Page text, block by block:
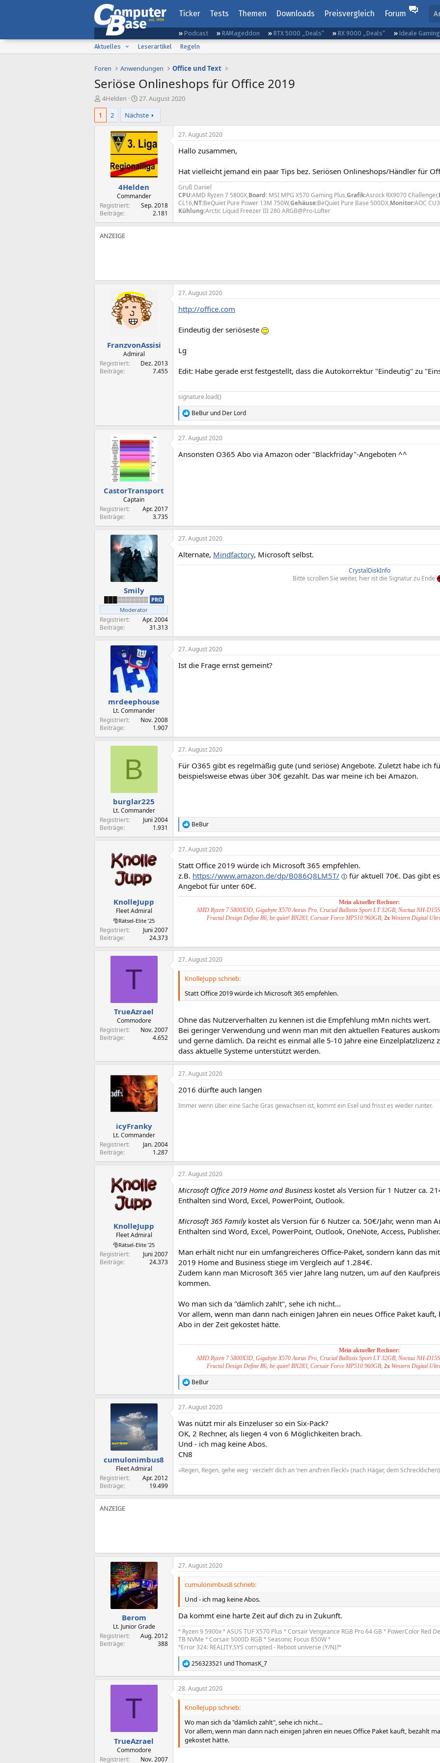
Ticker Tests Themen Downloads Preisvergleich Forum
Podcast RAMageddon RTX 5000 „Deals“ RX 9000 „Deals“ Ideale
Aktuelles
Leserartikel Regeln
Foren Anwendungen Office und Text
Seriöse Onlineshops für Office 2019
E
r
t
4Helden
E
r
s
t
e
l
l
t
a
m
27. August 2020
1
2 Nächste
4Helden
Commander
Registriert
Sep. 2018
Beiträge
2.181
27. August 2020
Hallo zusammen,
Hat vielleicht jemand ein paar Tips bez. Seriösen Onlineshops/Händler für
Gruß Daniel
CPU:AMD Ryzen 7 5800X,Board: MSI MPG X570 Gaming Plus,Grafik:Asrock RX9070 Challenger,
CL16,NT:BeQuiet Pure Power 13M 750W,Gehäuse:BeQuiet Pure Base 500DX,Monitor:AOC
Kühlung:Arctic Liquid Freezer III 280 ARGB@Pro-Lüfter
FranzvonAssisi
Admiral
Registriert
Dez. 2013
Beiträge
7.455
27. August 2020
http://office.com
Eindeutig der seriöseste
Lg
Edit: Habe gerade erst festgestellt, dass die Autokorrektur "Eindeutig" zu
signature.load()
R
e
a
k
i
BeBur und Der Lord
CastorTransport
Captain
Registriert
Apr. 2017
Beiträge
3.735
27. August 2020
Ansonsten O365 Abo via Amazon oder "Blackfriday"-Angeboten ^^
Smily
███▒▒▒▒▒▒▒ PRO
Moderator
Registriert
Apr. 2004
Beiträge
31.313
27. August 2020
Alternate, Mindfactory, Microsoft selbst.
CrystalDiskInfo
Bitte scrollen Sie weiter, hier ist die Signatur zu Ende
mrdeephouse
Lt. Commander
Registriert
Nov. 2008
Beiträge
1.907
27. August 2020
Ist die Frage ernst gemeint?
B
burglar225
Lt. Commander
Registriert
Juni 2004
Beiträge
1.931
27. August 2020
Für O365 gibt es regelmäßig gute (und seriöse) Angebote. Zuletzt habe ich
beispielsweise etwas über 30€ gezahlt. Das war meine ich bei Amazon.
R
e
a
k
i
o
e
n
BeBur
KnolleJupp
Fleet Admiral
🎅Rätsel-Elite ’25
Registriert
Juni 2007
Beiträge
24.373
27. August 2020
Statt Office 2019 würde ich Microsoft 365 empfehlen.
z.B. https://www.amazon.de/dp/B086Q8LM5T/
für aktuell 70€. Das gibt
Angebot für unter 60€.
Mein aktueller Rechner:
AMD Ryzen 7 5800X3D, Gigabyte X570 Aorus Pro, Crucial Ballistix Sport LT 32GB, Noctua NH-
Fractal Design Define R6, be quiet! BN283, Corsair Force MP510 960GB, 2x Western Digital
T
TrueAzrael
Commodore
Registriert
Nov. 2007
Beiträge
4.652
27. August 2020
KnolleJupp schrieb:
Statt Office 2019 würde ich Microsoft 365 empfehlen.
Ohne das Nutzerverhalten zu kennen ist die Empfehlung mMn nichts wert.
Bei geringer Verwendung und wenn man mit den aktuellen Features
und gerne dämlich. Da reicht es einmal alle 5-10 Jahre eine Einzelplatzlizenz
dass aktuelle Systeme unterstützt werden.
icyFranky
Lt. Commander
Registriert
Jan. 2004
Beiträge
1.287
27. August 2020
2016 dürfte auch langen
Immer wenn über eine Sache Gras gewachsen ist, kommt ein Esel und frisst es wieder runter.
KnolleJupp
Fleet Admiral
🎅Rätsel-Elite ’25
Registriert
Juni 2007
Beiträge
24.373
27. August 2020
Microsoft Office 2019 Home and Business kostet als Version für 1 Nutzer ca.
Enthalten sind Word, Excel, PowerPoint, Outlook.
Microsoft 365 Familykostet als Version für 6 Nutzer ca. 50€/Jahr, wenn man
Enthalten sind Word, Excel, PowerPoint, Outlook, OneNote, Access, Publisher.
Man erhält nicht nur ein umfangreicheres Office-Paket, sondern kann das
2019 Home and Business stiege im Vergleich auf 1.284€.
Zudem kann man Microsoft 365 vier Jahre lang nutzen, um auf den
kommen.
Wo man sich da "dämlich zahlt", sehe ich nicht...
Vor allem, wenn man dann nach einigen Jahren ein neues Office Paket
Abo in der Zeit gekostet hätte.
Mein aktueller Rechner:
AMD Ryzen 7 5800X3D, Gigabyte X570 Aorus Pro, Crucial Ballistix Sport LT 32GB, Noctua NH-
Fractal Design Define R6, be quiet! BN283, Corsair Force MP510 960GB, 2x Western Digital
R
e
a
k
i
o
n
e
n
:
BeBur
cumulonimbus8
Fleet Admiral
Registriert
Apr. 2012
Beiträge
19.499
27. August 2020
Was nützt mir als Einzeluser so ein Six-Pack?
OK, 2 Rechner, als liegen 4 von 6 Möglichkeiten brach.
Und - ich mag keine Abos.
CN8
»Regen, Regen, gehe weg · verzieh’ dich an ’nen and’ren Fleck!« (nach Hägar, dem Schrecklichen)
Berom
Lt. Junior Grade
Registriert
Aug. 2012
Beiträge
388
27. August 2020
cumulonimbus8 schrieb:
Und - ich mag keine Abos.
Da kommt eine harte Zeit auf dich zu in Zukunft.
° Ryzen 9 5900x ° ASUS TUF X570 Plus ° Corsair Vengeance RGB Pro 64 GB ° PowerColor Red
TB NVMe ° Corsair 5000D RGB ° Seasonic Focus 850W °
°Error 324: REALITY.SYS corrupted - Reboot universe (Y/N)?°
R
e
a
k
t
n
e
256323521 undThomasK_7
T
TrueAzrael
Commodore
Registriert
Nov. 2007
28. August 2020
KnolleJupp schrieb:
Wo man sich da "dämlich zahlt", sehe ich nicht...
Vor allem, wenn man dann nach einigen Jahren ein neues Office Paket kauft, bezahlt
gekostet hätte.